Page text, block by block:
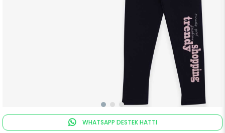
WHATSAPP DESTEK HATTI